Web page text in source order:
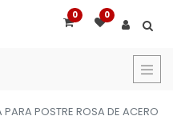
0 0
POSTRE ROSA DE ACERO